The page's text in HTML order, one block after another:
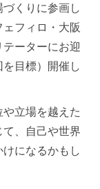
づくりに参画し
フィロ・大阪
テーターにお迎
を目標）開催し
立場を越えた
、自己や世界
になるかもし